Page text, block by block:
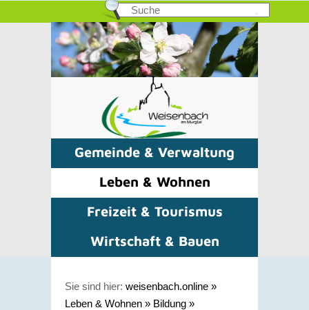
Gemeinde & Verwaltung
Leben & Wohnen
Freizeit & Tourismus
Wirtschaft & Bauen
Sie sind hier: weisenbach.online »
Leben & Wohnen » Bildung »